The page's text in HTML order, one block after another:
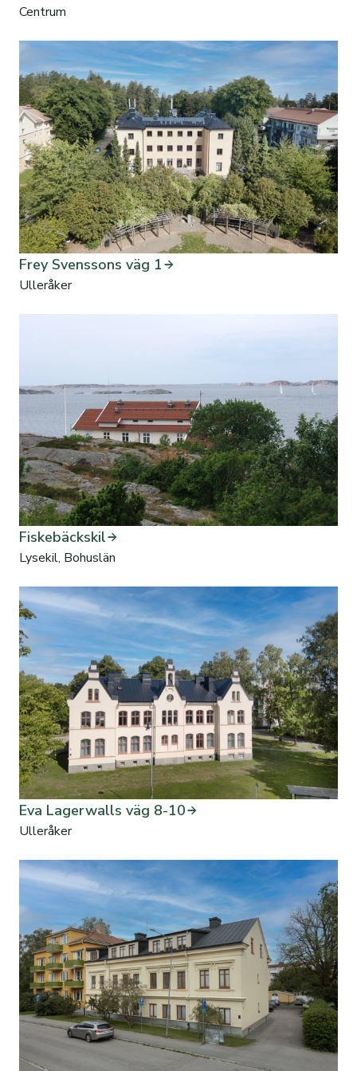
Centrum
Frey Svenssons väg 1
Ulleråker
Fiskebäckskil
Lysekil, Bohuslän
Eva Lagerwalls väg 8-10
Ulleråker